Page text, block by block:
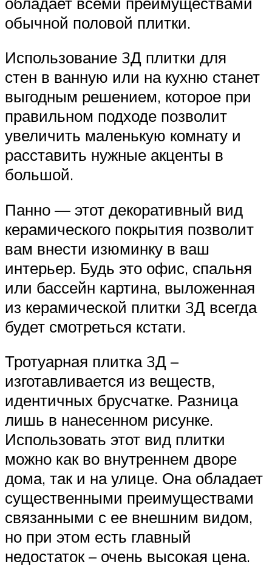
обычной половой плитки.
Использование 3Д плитки для
стен в ванную или на кухню станет
выгодным решением, которое при
правильном подходе позволит
увеличить маленькую комнату и
расставить нужные акценты в
большой.
Панно — этот декоративный вид
керамического покрытия позволит
вам внести изюминку в ваш
интерьер. Будь это офис, спальня
или бассейн картина, выложенная
из керамической плитки 3Д всегда
будет смотреться кстати.
Тротуарная плитка 3Д –
изготавливается из веществ,
идентичных брусчатке. Разница
лишь в нанесенном рисунке.
Использовать этот вид плитки
можно как во внутреннем дворе
дома, так и на улице. Она обладает
существенными преимуществами
связанными с ее внешним видом,
но при этом есть главный
недостаток – очень высокая цена.